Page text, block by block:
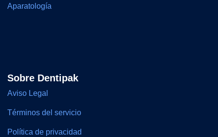
Aparatología
Sobre Dentipak
Aviso Legal
Términos del servicio
Política de privacidad